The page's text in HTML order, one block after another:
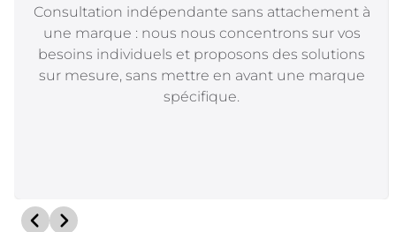
Consultation indépendante sans attachement à
une marque : nous nous concentrons sur vos
besoins individuels et proposons des solutions
sur mesure, sans mettre en avant une marque
spécifique.